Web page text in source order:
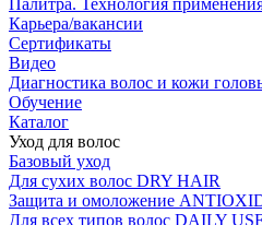
Палитра. Технология
Карьера/вакансии
Сертификаты
Видео
Диагностика волос и кожи
Обучение
Каталог
Уход для волос
Базовый уход
Для сухих волос DRY HAIR
Защита и омоложение
Для всех типов волос DAILY